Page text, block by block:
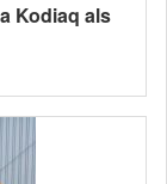
Kodiaq als